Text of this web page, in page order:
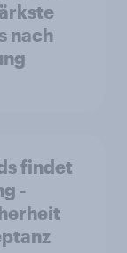
nach
findet
-